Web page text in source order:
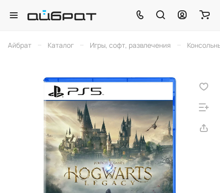
Айбрат – Каталог – Игры, софт, развлечения –